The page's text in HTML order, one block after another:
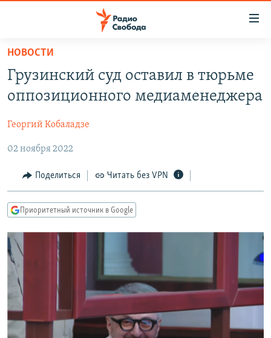
упрощенного
доступа
основному
Вернутся
главной
навигации
Вернутся
поиску
ПОДКАСТЫ
ЦИТАТЫ СВОБОДЫ
МНЕНИЯ
КУЛЬТУРА
IDEL.РЕАЛИИ
КАВКАЗ.РЕАЛИИ
СЕВЕР.РЕАЛИИ
СИБИРЬ.РЕАЛИИ
РАСПИСАНИЕ ВЕЩАНИЯ
ПОДПИШИТЕСЬ НА РАССЫЛКУ
НОВОСТИ
Грузинский суд оставил в тюрьме
оппозиционного медиаменеджера
Георгий Кобаладзе
02 ноября 2022
Поделиться Читать без VPN
Приоритетный источник в Google